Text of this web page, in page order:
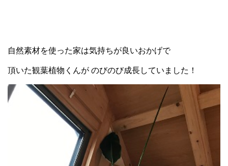
自然素材を使った家は気持ちが良いおかげで
頂いた観葉植物くんが のびのび成長していました！